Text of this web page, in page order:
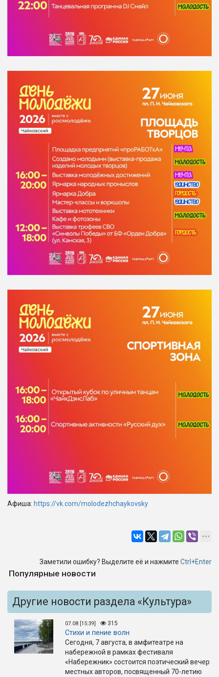
Афиша: https://vk.com/molodezhchaykovsky
Заметили ошибку? Выделите её и нажмите Ctrl+Enter
Популярные новости
Другие новости раздела «Культура»
07.08 [15:39] 315
Стихи и пение волн
Сегодня, 7 августа, в амфитеатре на
набережной в рамках фестиваля
«Набережник» состоится поэтический вечер
местных авторов, посвященный 70-летию